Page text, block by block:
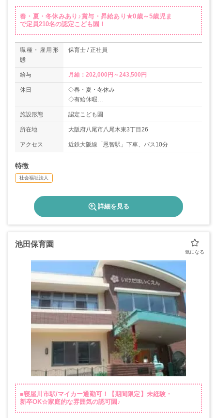
春・夏・冬休みあり♪賞与・昇給あり★0歳～5歳児ま
で定員210名の認定こども園！
職種・雇用形
態
保育士 / 正社員
給与 月給：202,000円～243,500円
休日
◇春・夏・冬休み
◇有給休暇
◇週休2日
※土曜日は3週間に1回出勤
施設形態 認定こども園
所在地 大阪府八尾市八尾木東3丁目26
アクセス 近鉄大阪線「恩智駅」下車、バス10分
特徴
社会福祉法人
詳細を見る
池田保育園
■寝屋川市駅/マイカー通勤可！【期間限定】未経験・
新卒OK☆家庭的な雰囲気の認可園♪